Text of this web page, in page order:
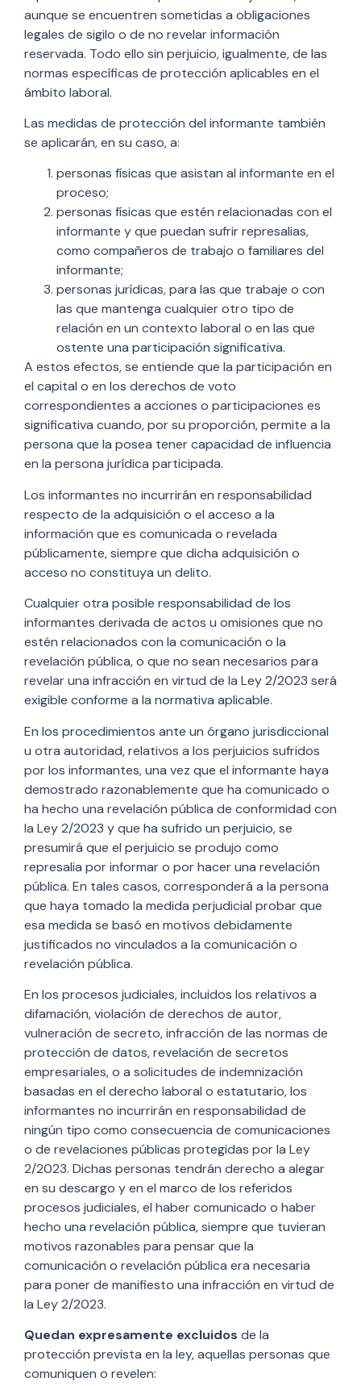
aunque se encuentren sometidas a obligaciones
legales de sigilo o de no revelar información
reservada. Todo ello sin perjuicio, igualmente, de las
normas específicas de protección aplicables en el
ámbito laboral.
Las medidas de protección del informante también
se aplicarán, en su caso, a:
personas físicas que asistan al informante en el
proceso;
personas físicas que estén relacionadas con el
informante y que puedan sufrir represalias,
como compañeros de trabajo o familiares del
informante;
personas jurídicas, para las que trabaje o con
las que mantenga cualquier otro tipo de
relación en un contexto laboral o en las que
ostente una participación significativa.
A estos efectos, se entiende que la participación en
el capital o en los derechos de voto
correspondientes a acciones o participaciones es
significativa cuando, por su proporción, permite a la
persona que la posea tener capacidad de influencia
en la persona jurídica participada.
Los informantes no incurrirán en responsabilidad
respecto de la adquisición o el acceso a la
información que es comunicada o revelada
públicamente, siempre que dicha adquisición o
acceso no constituya un delito.
Cualquier otra posible responsabilidad de los
informantes derivada de actos u omisiones que no
estén relacionados con la comunicación o la
revelación pública, o que no sean necesarios para
revelar una infracción en virtud de la Ley 2/2023 será
exigible conforme a la normativa aplicable.
En los procedimientos ante un órgano jurisdiccional
u otra autoridad, relativos a los perjuicios sufridos
por los informantes, una vez que el informante haya
demostrado razonablemente que ha comunicado o
ha hecho una revelación pública de conformidad con
la Ley 2/2023 y que ha sufrido un perjuicio, se
presumirá que el perjuicio se produjo como
represalia por informar o por hacer una revelación
pública. En tales casos, corresponderá a la persona
que haya tomado la medida perjudicial probar que
esa medida se basó en motivos debidamente
justificados no vinculados a la comunicación o
revelación pública.
En los procesos judiciales, incluidos los relativos a
difamación, violación de derechos de autor,
vulneración de secreto, infracción de las normas de
protección de datos, revelación de secretos
empresariales, o a solicitudes de indemnización
basadas en el derecho laboral o estatutario, los
informantes no incurrirán en responsabilidad de
ningún tipo como consecuencia de comunicaciones
o de revelaciones públicas protegidas por la Ley
2/2023. Dichas personas tendrán derecho a alegar
en su descargo y en el marco de los referidos
procesos judiciales, el haber comunicado o haber
hecho una revelación pública, siempre que tuvieran
motivos razonables para pensar que la
comunicación o revelación pública era necesaria
para poner de manifiesto una infracción en virtud de
la Ley 2/2023.
Quedan expresamente excluidos de la
protección prevista en la ley, aquellas personas que
comuniquen o revelen: